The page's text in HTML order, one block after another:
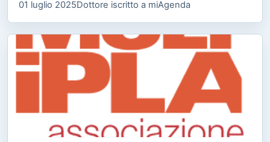
01 luglio 2025Dottore iscritto a miAgenda